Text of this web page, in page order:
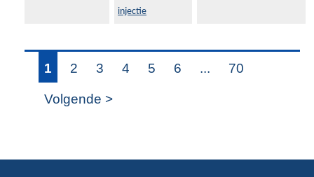
injectie
1 2 3 4 5 6 ... 70
Volgende >